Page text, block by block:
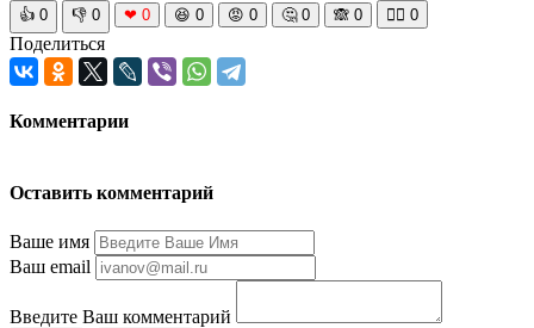
👍 0 👎 0 ❤ 0 😆 0 😡 0 🤔 0 🙈 0 🧘‍♀️ 0
Поделиться
Комментарии
Оставить комментарий
Ваше имя
Ваш email
Введите Ваш комментарий